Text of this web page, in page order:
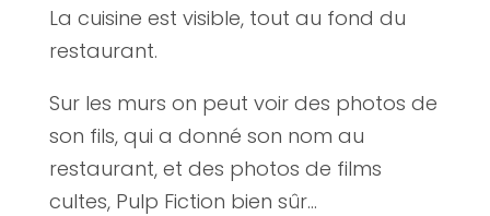
La cuisine est visible, tout au fond du
restaurant.
Sur les murs on peut voir des photos de
son fils, qui a donné son nom au
restaurant, et des photos de films
cultes, Pulp Fiction bien sûr…